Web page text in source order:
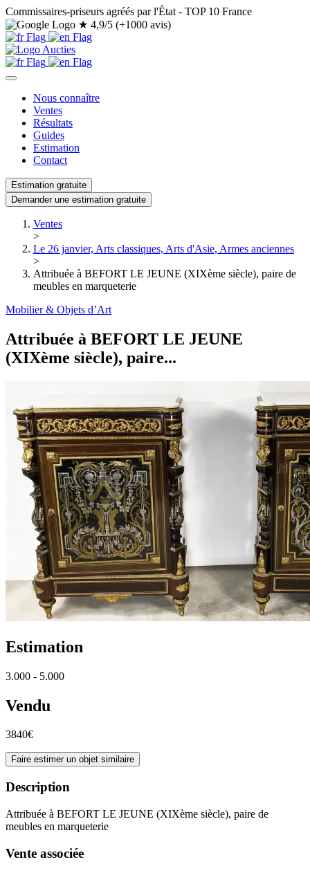
Commissaires-priseurs agréés par l'État - TOP 10 France
★ 4,9/5 (+1000 avis)
Nous connaître
Ventes
Résultats
Guides
Estimation
Contact
Estimation gratuite
Demander une estimation gratuite
Ventes
>
Le 26 janvier, Arts classiques, Arts d'Asie, Armes anciennes
>
Attribuée à BEFORT LE JEUNE (XIXème siècle), paire de
meubles en marqueterie
Mobilier & Objets d’Art
Attribuée à BEFORT LE JEUNE
(XIXème siècle), paire...
Estimation
3.000 - 5.000
Vendu
3840€
Faire estimer un objet similaire
Description
Attribuée à BEFORT LE JEUNE (XIXème siècle), paire de
meubles en marqueterie
Vente associée